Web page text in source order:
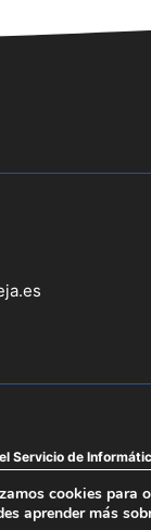
Servicio de
cookies para
aprender más